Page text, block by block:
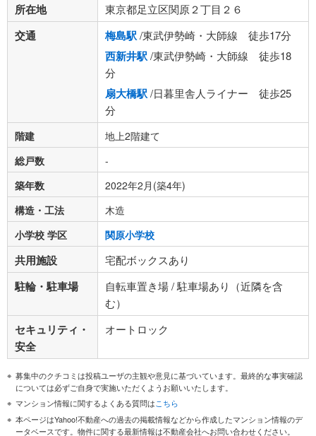
所在地 東京都足立区関原２丁目２６
交通 梅島駅/東武伊勢崎・大師線 徒歩17分
西新井駅/東武伊勢崎・大師線 徒歩18
分
扇大橋駅/日暮里舎人ライナー 徒歩25
分
階建
地上2階建て
総戸数
-
築年数
2022年2月(築4年)
構造・工法
木造
小学校 学区
関原小学校
共用施設 宅配ボックスあり
駐輪・駐車場
自転車置き場 / 駐車場あり（近隣を含
む）
セキュリティ・
安全
オートロック
募集中のクチコミは投稿ユーザの主観や意見に基づいています。最終的な事実確認
については必ずご自身で実施いただくようお願いいたします。
マンション情報に関するよくある質問はこちら
本ページはYahoo!不動産への過去の掲載情報などから作成したマンション情報のデ
ータベースです。物件に関する最新情報は不動産会社へお問い合わせください。